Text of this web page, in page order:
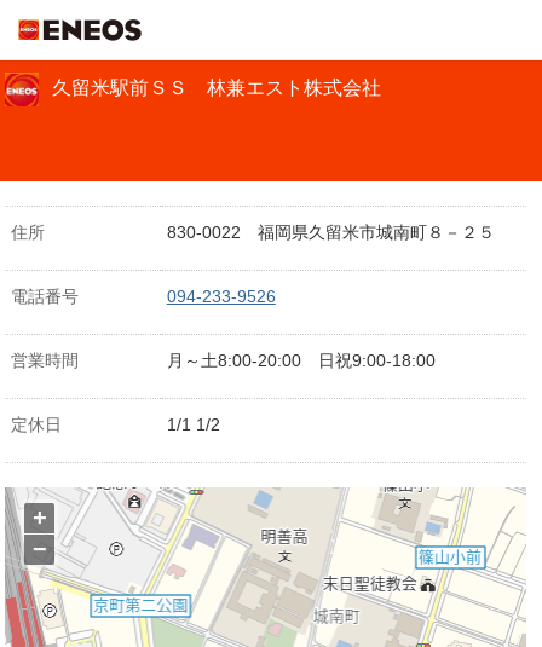
久留米駅前ＳＳ 林兼エスト株式会社
住所 830-0022 福岡県久留米市城南町８－２５
電話番号 094-233-9526
営業時間 月～土8:00-20:00 日祝9:00-18:00
定休日 1/1 1/2
+
−